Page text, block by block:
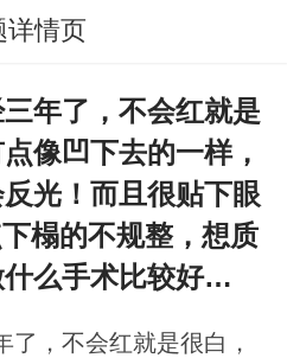
详情页
年了，不会红就是
像凹下去的一样，
光！而且很贴下眼
榻的不规整，想质
么手术比较好…
，不会红就是很白，